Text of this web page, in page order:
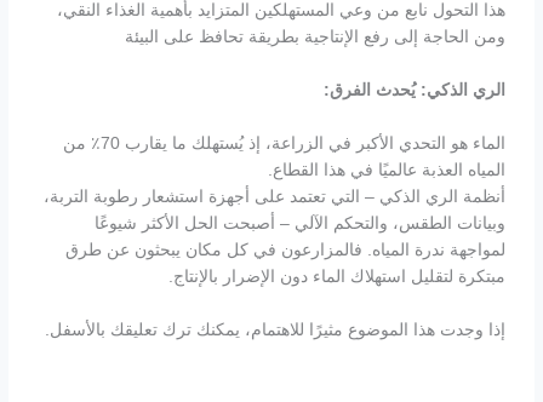
هذا التحول نابع من وعي المستهلكين المتزايد بأهمية الغذاء النقي،
ومن الحاجة إلى رفع الإنتاجية بطريقة تحافظ على البيئة
الري الذكي: يُحدث الفرق:
الماء هو التحدي الأكبر في الزراعة، إذ يُستهلك ما يقارب 70٪ من
المياه العذبة عالميًا في هذا القطاع.
أنظمة الري الذكي – التي تعتمد على أجهزة استشعار رطوبة التربة،
وبيانات الطقس، والتحكم الآلي – أصبحت الحل الأكثر شيوعًا
لمواجهة ندرة المياه. فالمزارعون في كل مكان يبحثون عن طرق
مبتكرة لتقليل استهلاك الماء دون الإضرار بالإنتاج.
إذا وجدت هذا الموضوع مثيرًا للاهتمام، يمكنك ترك تعليقك بالأسفل.